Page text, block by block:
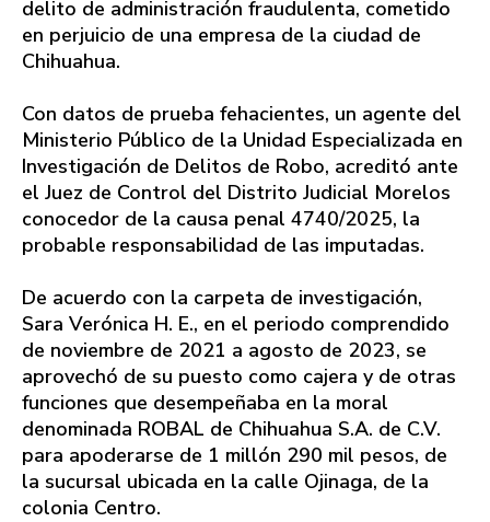
delito de administración fraudulenta, cometido
en perjuicio de una empresa de la ciudad de
Chihuahua.
Con datos de prueba fehacientes, un agente del
Ministerio Público de la Unidad Especializada en
Investigación de Delitos de Robo, acreditó ante
el Juez de Control del Distrito Judicial Morelos
conocedor de la causa penal 4740/2025, la
probable responsabilidad de las imputadas.
De acuerdo con la carpeta de investigación,
Sara Verónica H. E., en el periodo comprendido
de noviembre de 2021 a agosto de 2023, se
aprovechó de su puesto como cajera y de otras
funciones que desempeñaba en la moral
denominada ROBAL de Chihuahua S.A. de C.V.
para apoderarse de 1 millón 290 mil pesos, de
la sucursal ubicada en la calle Ojinaga, de la
colonia Centro.